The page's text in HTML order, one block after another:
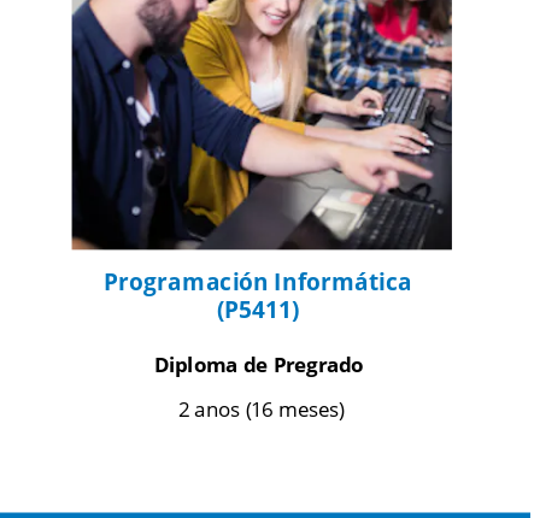
Programación Informática
(P5411)
Diploma de Pregrado
2 anos (16 meses)